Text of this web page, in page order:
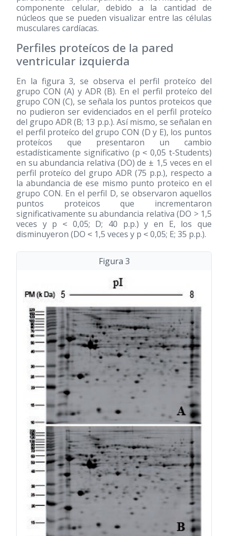
componente celular, debido a la cantidad de
núcleos que se pueden visualizar entre las células
musculares cardíacas.
Perfiles proteícos de la pared
ventricular izquierda
En la figura 3, se observa el perfil proteíco del
grupo CON (A) y ADR (B). En el perfil proteíco del
grupo CON (C), se señala los puntos proteicos que
no pudieron ser evidenciados en el perfil proteíco
del grupo ADR (B; 13 p.p.). Así mismo, se señalan en
el perfil proteíco del grupo CON (D y E), los puntos
proteícos que presentaron un cambio
estadísticamente significativo (p ˂ 0,05 t-Students)
en su abundancia relativa (DO) de ± 1,5 veces en el
perfil proteíco del grupo ADR (75 p.p.), respecto a
la abundancia de ese mismo punto proteico en el
grupo CON. En el perfil D, se observaron aquellos
puntos proteicos que incrementaron
significativamente su abundancia relativa (DO > 1,5
veces y p ˂ 0,05; D; 40 p.p.) y en E, los que
disminuyeron (DO ˂ 1,5 veces y p ˂ 0,05; E; 35 p.p.).
Figura 3